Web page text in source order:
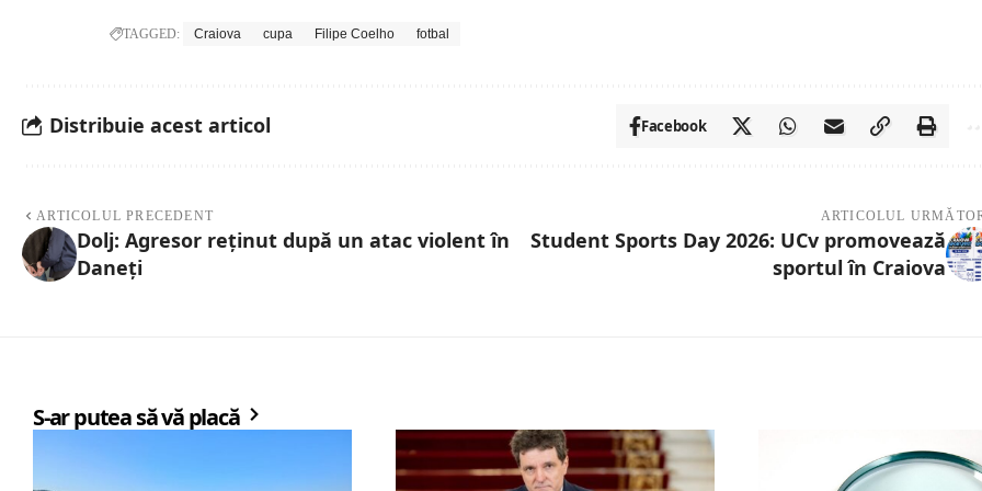
TAGGED: Craiova cupa Filipe Coelho fotbal
Distribuie acest articol Facebook
ARTICOLUL PRECEDENT
Dolj: Agresor reținut după un atac violent în
Daneți
ARTICOLUL
Student Sports Day 2026: UCv promovează
sportul în Craiova
S-ar putea să vă placă